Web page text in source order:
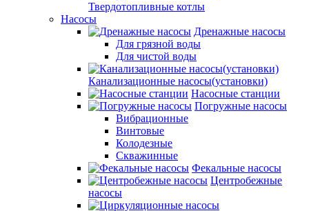
Твердотопливные котлы
Насосы
Дренажные насосы
Для грязной воды
Для чистой воды
Канализационные насосы(установки)
Насосные станции
Погружные насосы
Вибрационные
Винтовые
Колодезные
Скважинные
Фекальные насосы
Центробежные
насосы